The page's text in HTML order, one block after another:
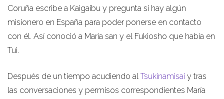
Coruña escribe a Kaigaibu y pregunta si hay algún
misionero en España para poder ponerse en contacto
con él. Así conoció a María san y el Fukiosho que había en
Tui.
Después de un tiempo acudiendo al Tsukinamisai y tras
las conversaciones y permisos correspondientes María